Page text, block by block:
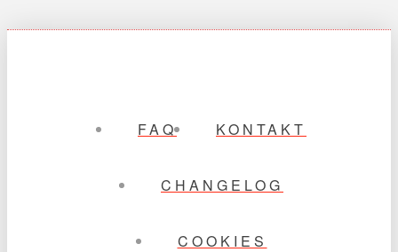
FAQ KONTAKT
CHANGELOG
COOKIES